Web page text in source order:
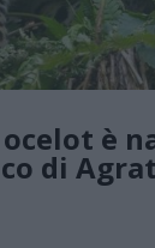
è
di